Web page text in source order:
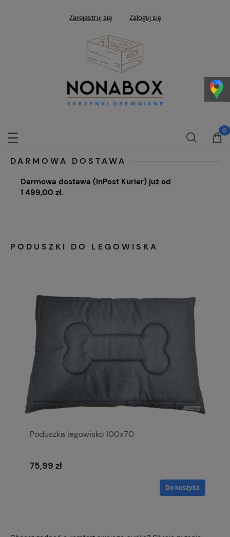
Zarejestruj się Zaloguj się
DARMOWA DOSTAWA
Darmowa dostawa (InPost Kurier) już od
1 499,00 zł.
PODUSZKI DO LEGOWISKA
Poduszka legowisko 100x70
75,99 zł
Do koszyka